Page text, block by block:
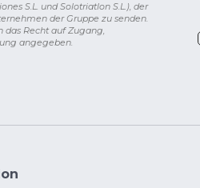
S.L. und Solotriatlon S.L.), der
der Gruppe zu senden.
Recht auf Zugang,
angegeben.